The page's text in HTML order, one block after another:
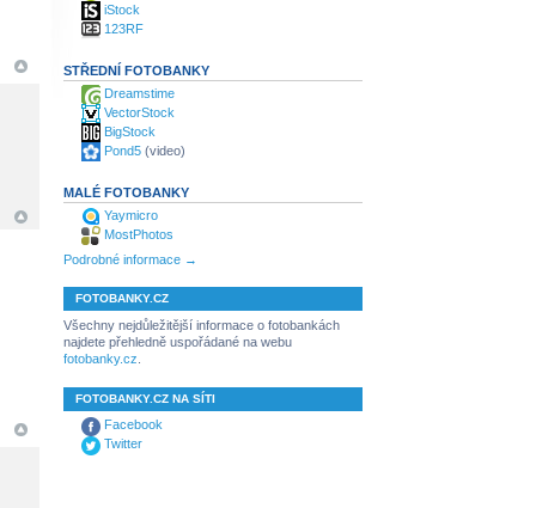
iStock
123RF
STŘEDNÍ FOTOBANKY
Dreamstime
VectorStock
BigStock
Pond5 (video)
MALÉ FOTOBANKY
Yaymicro
MostPhotos
Podrobné informace →
FOTOBANKY.CZ
Všechny nejdůležitější informace o fotobankách
najdete přehledně uspořádané na webu
fotobanky.cz
FOTOBANKY.CZ NA SÍTI
Facebook
Twitter